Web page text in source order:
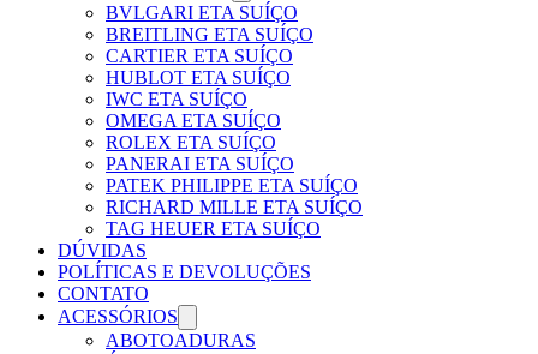
BVLGARI ETA SUÍÇO
BREITLING ETA SUÍÇO
CARTIER ETA SUÍÇO
HUBLOT ETA SUÍÇO
IWC ETA SUÍÇO
OMEGA ETA SUÍÇO
ROLEX ETA SUÍÇO
PANERAI ETA SUÍÇO
PATEK PHILIPPE ETA SUÍÇO
RICHARD MILLE ETA SUÍÇO
TAG HEUER ETA SUÍÇO
DÚVIDAS
POLÍTICAS E DEVOLUÇÕES
CONTATO
ACESSÓRIOS
ABOTOADURAS